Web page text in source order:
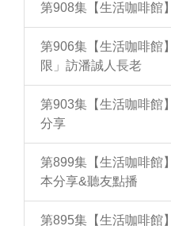
第908集【生活咖啡館
第906集【生活咖啡館
限」訪潘誠人長老
第903集【生活咖啡館
分享
第899集【生活咖啡館
本分享&聽友點播
第895集【生活咖啡館